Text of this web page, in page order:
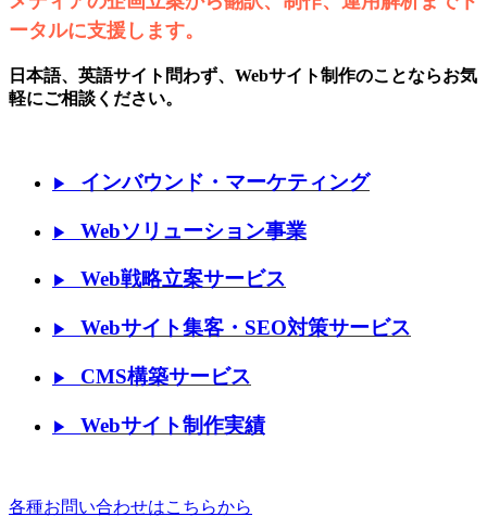
ータルに支援します。
日本語、英語サイト問わず、Webサイト制作のことならお気
軽にご相談ください。
▶ インバウンド・マーケティング
▶ Webソリューション事業
▶ Web戦略立案サービス
▶ Webサイト集客・SEO対策サービス
▶ CMS構築サービス
▶ Webサイト制作実績
各種お問い合わせはこちらから